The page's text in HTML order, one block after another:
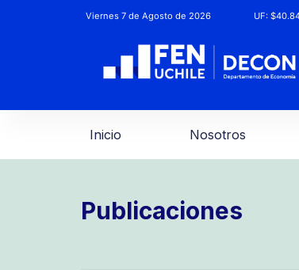
Viernes 7 de Agosto de 2026 UF:
Inicio Nosotros
Publicaciones